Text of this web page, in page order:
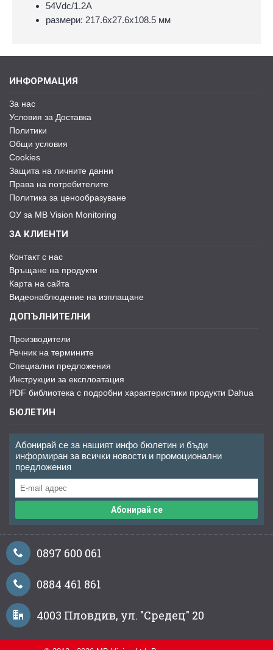
54Vdc/1.2A
размери: 217.6х27.6х108.5 мм
ИНФОРМАЦИЯ
За нас
Условия за Доставка
Политики
Общи условия
Cookies
Защита на личните данни
Права на потребителите
Политика за ценообразуване
ОУ за MB Vision Monitoring
ЗА КЛИЕНТИ
Контакт с нас
Връщане на продукти
Карта на сайта
Видеонаблюдение на изплащане
ДОПЪЛНИТЕЛНИ
Производители
Речник на термините
Специални предложения
Инструкции за експлоатация
PDF библиотека с подробни характеристики продукти Dahua
БЮЛЕТИН
Абонирай се за нашият инфо бюлетин и бъди
информиран за всички новости и промоционални
предложения
Абонирай се
0897 600 061
0884 461 861
4003 Пловдив, ул. "Средец" 20